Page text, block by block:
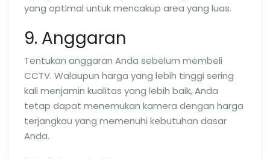
yang optimal untuk mencakup area yang luas.
9. Anggaran
Tentukan anggaran Anda sebelum membeli
CCTV. Walaupun harga yang lebih tinggi sering
kali menjamin kualitas yang lebih baik, Anda
tetap dapat menemukan kamera dengan harga
terjangkau yang memenuhi kebutuhan dasar
Anda.